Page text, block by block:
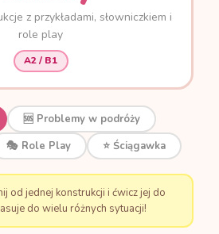
z przykładami, słowniczkiem i
role play
A2 / B1
🆘 Problemy w podróży
🎭 Role Play ⭐ Ściągawka
od jednej konstrukcji i ćwicz jej do
do wielu różnych sytuacji!